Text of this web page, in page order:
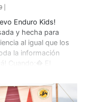
|
Enduro Kids!
y hecha para
al igual que los
la información
Cuando:� El